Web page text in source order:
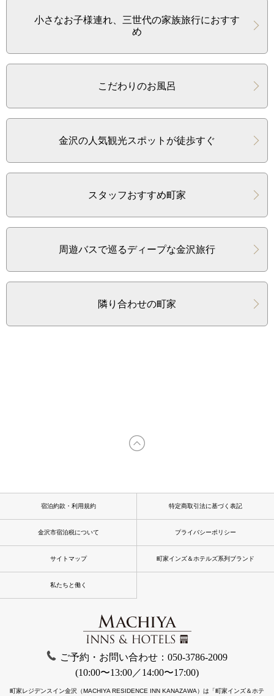
小さなお子様連れ、三世代の家族旅行におすす
め
こだわりのお風呂
金沢の人気観光スポットが徒歩すぐ
スタッフおすすめ町家
周遊バスで巡るディープな金沢旅行
隣り合わせの町家
宿泊約款・利用規約 特定商取引法に基づく表記
金沢市宿泊税について プライバシーポリシー
サイトマップ 町家インズ＆ホテルズ系列ブランド
私たちと働く
ご予約・お問い合わせ：050-3786-2009
(10:00〜13:00／14:00〜17:00)
町家レジデンスイン金沢（MACHIYA RESIDENCE INN KANAZAWA）は「町家インズ＆ホテ